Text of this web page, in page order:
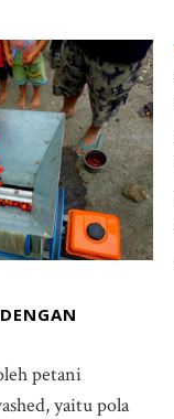
petani
yaitu pola